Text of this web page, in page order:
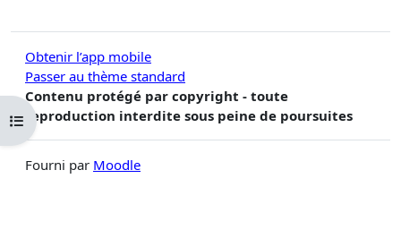
Ouvrir l’index du cours
Obtenir l’app mobile
Passer au thème standard
Contenu protégé par copyright - toute
reproduction interdite sous peine de poursuites
Fourni par Moodle